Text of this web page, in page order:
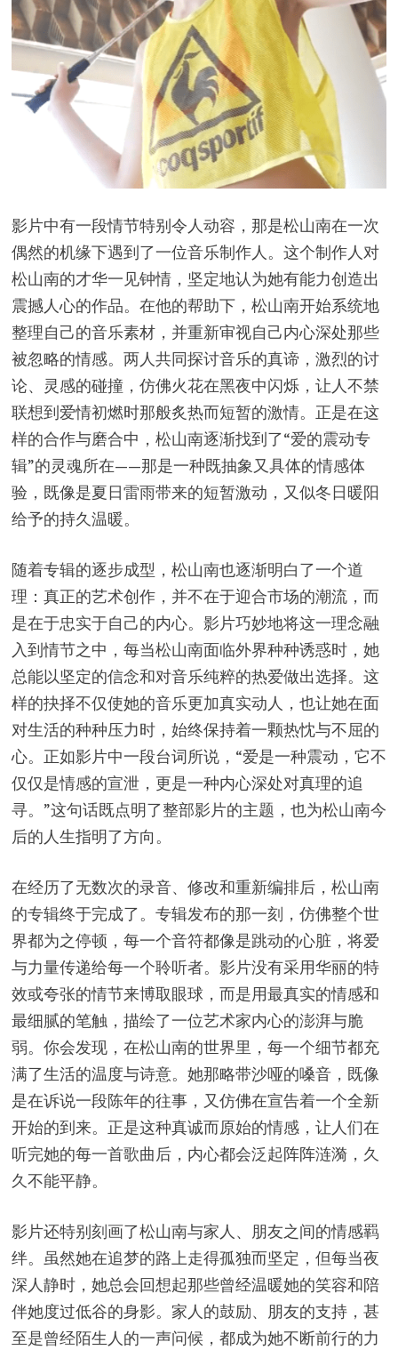
影片中有一段情节特别令人动容，那是松山南在一次
偶然的机缘下遇到了一位音乐制作人。这个制作人对
松山南的才华一见钟情，坚定地认为她有能力创造出
震撼人心的作品。在他的帮助下，松山南开始系统地
整理自己的音乐素材，并重新审视自己内心深处那些
被忽略的情感。两人共同探讨音乐的真谛，激烈的讨
论、灵感的碰撞，仿佛火花在黑夜中闪烁，让人不禁
联想到爱情初燃时那般炙热而短暂的激情。正是在这
样的合作与磨合中，松山南逐渐找到了“爱的震动专
辑”的灵魂所在——那是一种既抽象又具体的情感体
验，既像是夏日雷雨带来的短暂激动，又似冬日暖阳
给予的持久温暖。
随着专辑的逐步成型，松山南也逐渐明白了一个道
理：真正的艺术创作，并不在于迎合市场的潮流，而
是在于忠实于自己的内心。影片巧妙地将这一理念融
入到情节之中，每当松山南面临外界种种诱惑时，她
总能以坚定的信念和对音乐纯粹的热爱做出选择。这
样的抉择不仅使她的音乐更加真实动人，也让她在面
对生活的种种压力时，始终保持着一颗热忱与不屈的
心。正如影片中一段台词所说，“爱是一种震动，它不
仅仅是情感的宣泄，更是一种内心深处对真理的追
寻。”这句话既点明了整部影片的主题，也为松山南今
后的人生指明了方向。
在经历了无数次的录音、修改和重新编排后，松山南
的专辑终于完成了。专辑发布的那一刻，仿佛整个世
界都为之停顿，每一个音符都像是跳动的心脏，将爱
与力量传递给每一个聆听者。影片没有采用华丽的特
效或夸张的情节来博取眼球，而是用最真实的情感和
最细腻的笔触，描绘了一位艺术家内心的澎湃与脆
弱。你会发现，在松山南的世界里，每一个细节都充
满了生活的温度与诗意。她那略带沙哑的嗓音，既像
是在诉说一段陈年的往事，又仿佛在宣告着一个全新
开始的到来。正是这种真诚而原始的情感，让人们在
听完她的每一首歌曲后，内心都会泛起阵阵涟漪，久
久不能平静。
影片还特别刻画了松山南与家人、朋友之间的情感羁
绊。虽然她在追梦的路上走得孤独而坚定，但每当夜
深人静时，她总会回想起那些曾经温暖她的笑容和陪
伴她度过低谷的身影。家人的鼓励、朋友的支持，甚
至是曾经陌生人的一声问候，都成为她不断前行的力